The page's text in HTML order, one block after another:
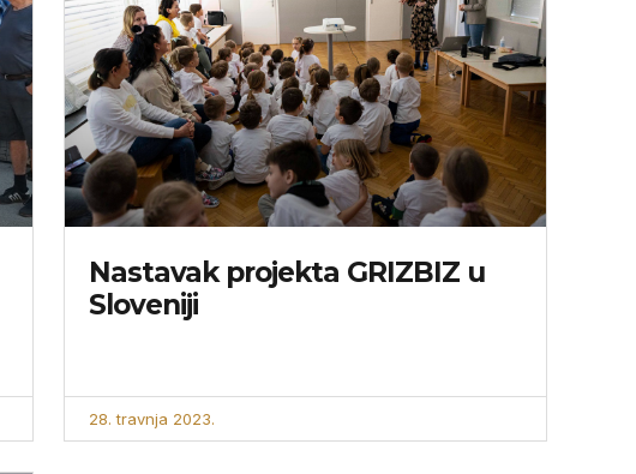
Nastavak projekta GRIZBIZ u
Sloveniji
28. travnja 2023.